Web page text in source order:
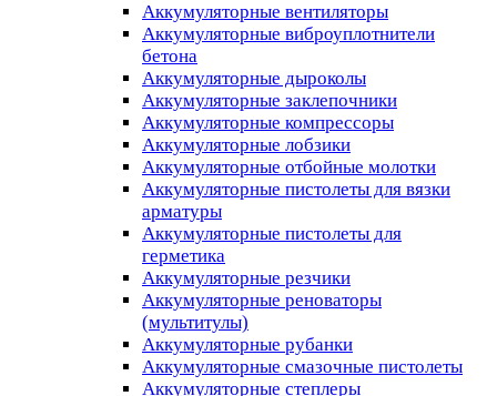
Аккумуляторные вентиляторы
Аккумуляторные виброуплотнители
бетона
Аккумуляторные дыроколы
Аккумуляторные заклепочники
Аккумуляторные компрессоры
Аккумуляторные лобзики
Аккумуляторные отбойные молотки
Аккумуляторные пистолеты для вязки
арматуры
Аккумуляторные пистолеты для
герметика
Аккумуляторные резчики
Аккумуляторные реноваторы
(мультитулы)
Аккумуляторные рубанки
Аккумуляторные смазочные пистолеты
Аккумуляторные степлеры